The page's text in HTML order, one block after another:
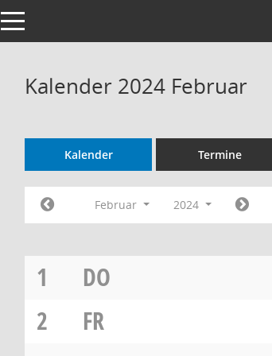
Toggle navigation
Kalender 2024 Februar
Kalender Termine
Februar 2024
1
DO
2
FR